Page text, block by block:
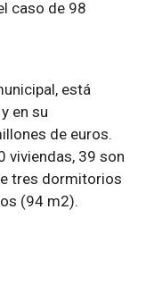
caso de 98
está
en su
de euros.
viviendas, 39 son
tres dormitorios
(94 m2).